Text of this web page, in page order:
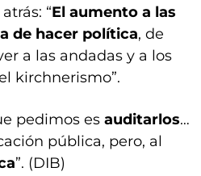
“El aumento a las
de hacer política, de
a las andadas y a los
kirchnerismo”.
pedimos es auditarlos…
pública, pero, al
”. (DIB)